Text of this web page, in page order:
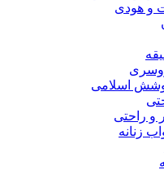
و هودی
اسلامی
و راحتی
زنانه